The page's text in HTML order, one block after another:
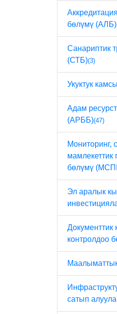
бөлүмү (АЛБ)
Санариптик
(СТБ)(3)
Укуктук
Адам
(АРББ)(47)
Мониторинг,
бөлүмү
Эл аралык
Документтик
контролдоо
сатып